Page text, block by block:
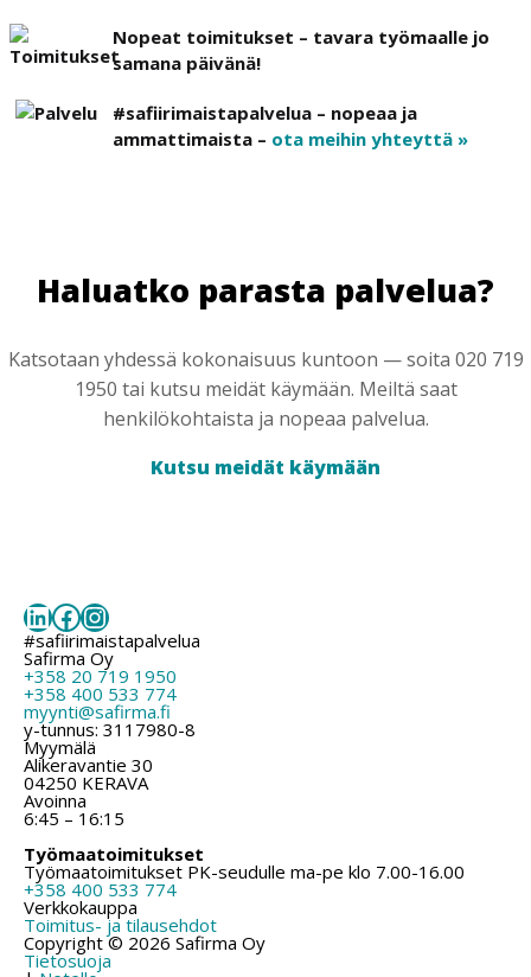
Nopeat toimitukset – tavara työmaalle jo
samana päivänä!
#safiirimaistapalvelua – nopeaa ja
ammattimaista – ota meihin yhteyttä »
Haluatko parasta palvelua?
Katsotaan yhdessä kokonaisuus kuntoon — soita 020 719
1950 tai kutsu meidät käymään. Meiltä saat
henkilökohtaista ja nopeaa palvelua.
Kutsu meidät käymään
LinkedIn
Facebook
Instagram
#safiirimaistapalvelua
Safirma Oy
+358 20 719 1950
+358 400 533 774
myynti@safirma.fi
y-tunnus: 3117980-8
Myymälä
Alikeravantie 30
04250 KERAVA
Avoinna
6:45 – 16:15
Työmaatoimitukset
Työmaatoimitukset PK-seudulle ma-pe klo 7.00-16.00
+358 400 533 774
Verkkokauppa
Toimitus- ja tilausehdot
Copyright © 2026 Safirma Oy
Tietosuoja